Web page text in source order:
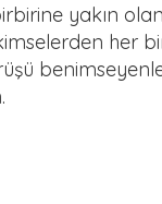
yakın
her